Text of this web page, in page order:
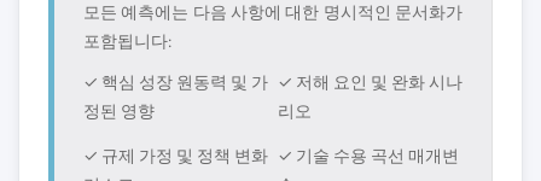
모든 예측에는 다음 사항에 대한 명시적인 문서화가
포함됩니다:
✓ 핵심 성장 원동력 및 가
정된 영향
✓ 저해 요인 및 완화 시나
리오
✓ 규제 가정 및 정책 변화 ✓ 기술 수용 곡선 매개변